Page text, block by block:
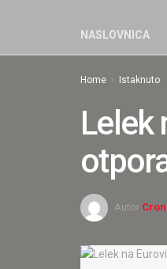
NASLOVNICA
Home Istaknuto
Lelek
Autor